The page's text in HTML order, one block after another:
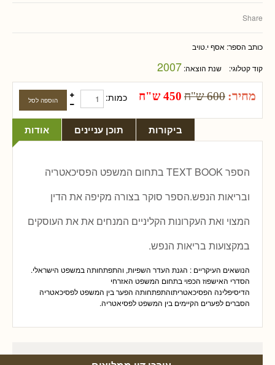
Share
כותב הספר: אסף י.טויב
קוד קטלוגי: שנת הוצאה: 2007
מחיר: 600 ש"ח 450 ש"ח כמות:
אודות תוכן עניינים ביקורות
הספר TEXT BOOK בתחום המשפט הפסיכאטריה
ובריאות הנפש.הספר סוקר בצורה מקיפה את הדין
המצוי ואת העקרונות הקליניים המנחים את את העוסקים
במקצועות בריאות הנפש.
הנושאים העיקריים : הגנת העדר השפיות, והתפתחותה במשפט הישראלי.
הסדרי האישפוז הכפוי בתחום המשפט האזרחי
הדיסיפלינה הפסיכאטריתוהתפתחותה הפער בין המשפט לפסיכאטריה
הסברים לפערים הקיימים בין המשפט לפסיאטריה.